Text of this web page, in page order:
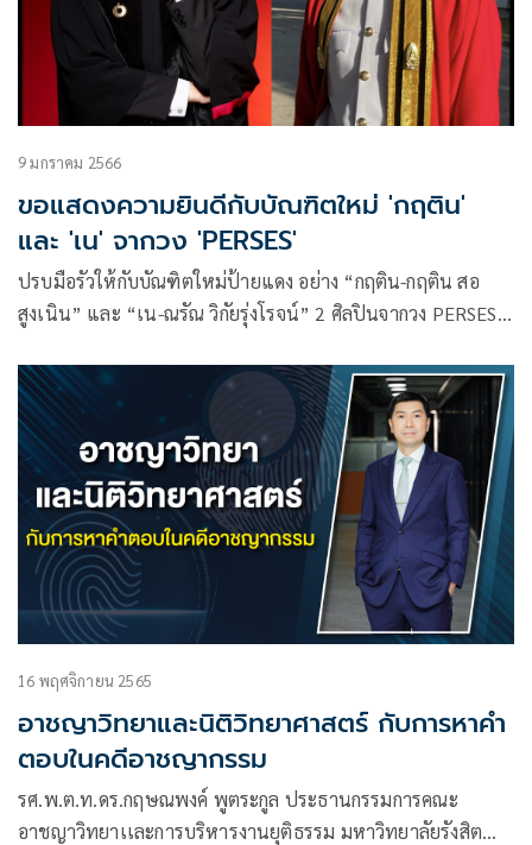
9 มกราคม 2566
ขอแสดงความยินดีกับบัณฑิตใหม่ 'กฤติน'
และ 'เน' จากวง 'PERSES'
ปรบมือรัวให้กับบัณฑิตใหม่ป้ายแดง อย่าง “กฤติน-กฤติน สอ
สูงเนิน” และ “เน-ณรัณ วิกัยรุ่งโรจน์” 2 ศิลปินจากวง PERSES
เอ็ม แกรมมี่) ที่สำเร็จการศึกษาระดับปริญญาตรี และเข้ารับ
ปริญญาบัตรไปเป็นที่เรียบร้อย
16 พฤศจิกายน 2565
อาชญาวิทยาและนิติวิทยาศาสตร์ กับการหาคำ
ตอบในคดีอาชญากรรม
รศ.พ.ต.ท.ดร.กฤษณพงค์ พูตระกูล ประธานกรรมการคณะ
อาชญาวิทยาเเละการบริหารงานยุติธรรม มหาวิทยาลัยรังสิต